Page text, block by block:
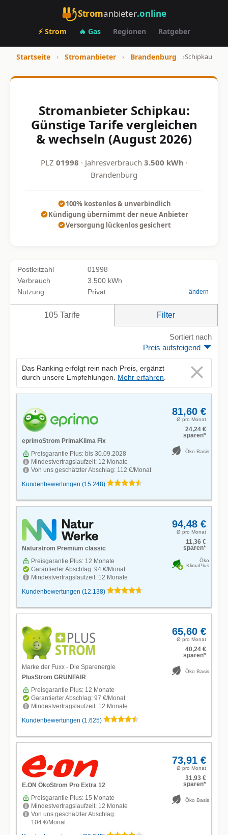
Stromanbieter.online
⚡ Strom 🔥 Gas Regionen Ratgeber
Startseite › Stromanbieter › Brandenburg ›Schipkau
Stromanbieter Schipkau:
Günstige Tarife vergleichen
& wechseln (August 2026)
PLZ 01998 · Jahresverbrauch 3.500 kWh ·
Brandenburg
100% kostenlos & unverbindlich
Kündigung übernimmt der neue Anbieter
Versorgung lückenlos gesichert